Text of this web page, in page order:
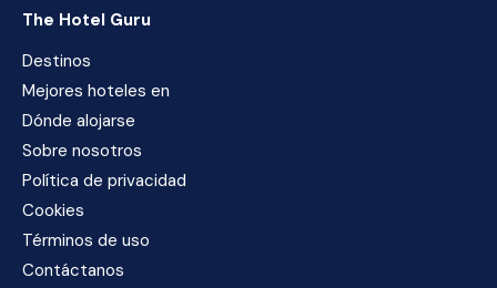
The Hotel Guru
Destinos
Mejores hoteles en
Dónde alojarse
Sobre nosotros
Política de privacidad
Cookies
Términos de uso
Contáctanos